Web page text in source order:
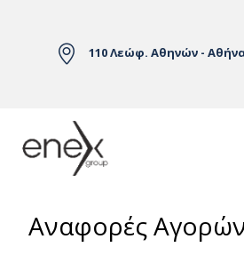
110 Λεώφ. Αθηνών -
Αναφορές